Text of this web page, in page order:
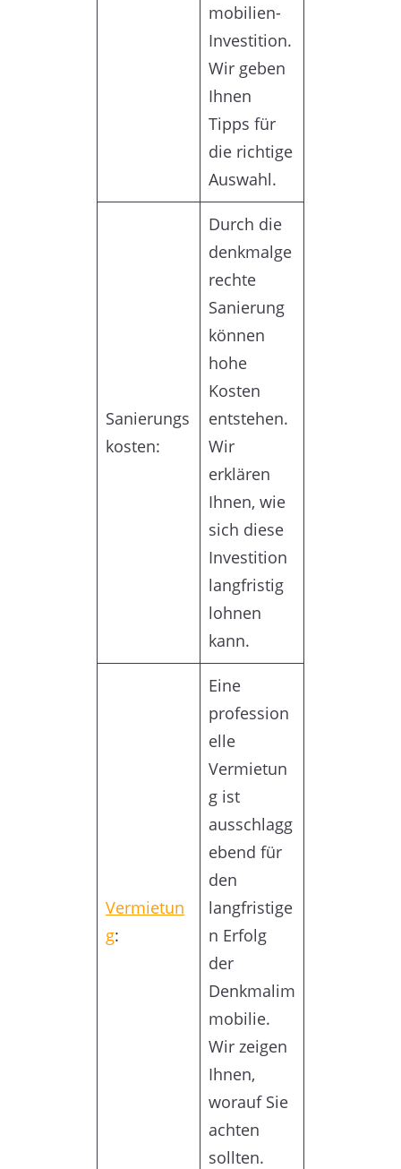
mobilien-
Investition.
Wir geben
Ihnen
Tipps für
die richtige
Auswahl.
Sanierungs
kosten:
Durch die
denkmalge
rechte
Sanierung
können
hohe
Kosten
entstehen.
Wir
erklären
Ihnen, wie
sich diese
Investition
langfristig
lohnen
kann.
Vermietun
g:
Eine
profession
elle
Vermietun
g ist
ausschlagg
ebend für
den
langfristige
n Erfolg
der
Denkmalim
mobilie.
Wir zeigen
Ihnen,
worauf Sie
achten
sollten.